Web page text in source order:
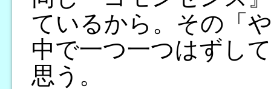
ているから。その「
中で一つ一つはずし
思う。